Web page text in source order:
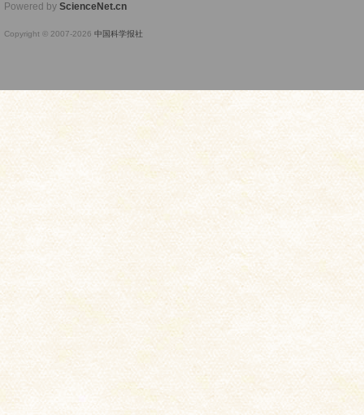
Powered by ScienceNet.cn
Copyright © 2007-2026 中国科学报社